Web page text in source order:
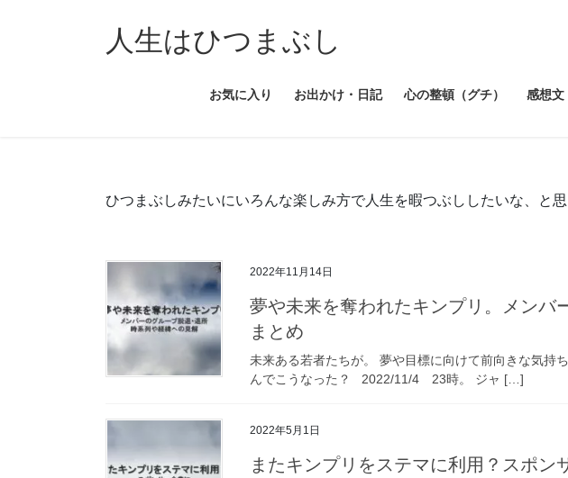
人生はひつまぶし
お気に入り お出かけ・日記 心の整頓（グチ） 感想文
ひつまぶしみたいにいろんな楽しみ方で人生を暇つぶししたいな、と思
2022年11月14日
夢や未来を奪われたキンプリ。メンバ
まとめ
未来ある若者たちが。 夢や目標に向けて前向きな気
んでこうなった？ 2022/11/4 23時。 ジャ […]
2022年5月1日
またキンプリをステマに利用？スポ